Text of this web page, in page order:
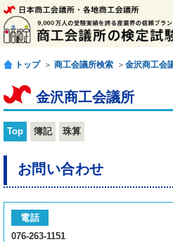
トップ ＞ 商工会議所検索 ＞ 金沢商工会
金沢商工会議所
Top 簿記 珠算
お問い合わせ
電話
076-263-1151